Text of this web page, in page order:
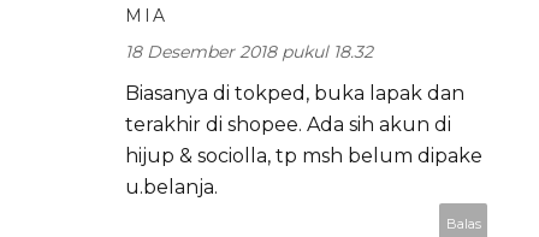
MIA
18 Desember 2018 pukul 18.32
Biasanya di tokped, buka lapak dan
terakhir di shopee. Ada sih akun di
hijup & sociolla, tp msh belum dipake
u.belanja.
Balas